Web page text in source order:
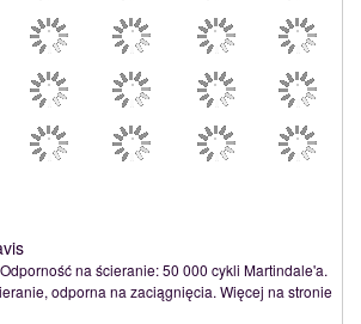
na ścieranie: 50 000 cykli Martindale'a.
odporna na zaciągnięcia. Więcej na stronie